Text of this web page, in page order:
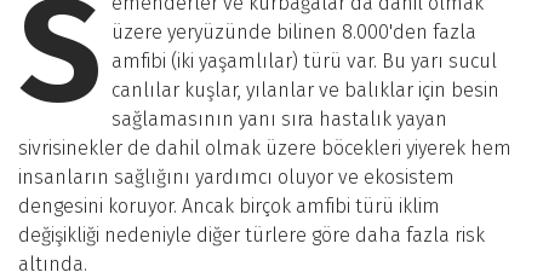
S
üzere yeryüzünde bilinen 8.000'den fazla
amfibi (iki yaşamlılar) türü var. Bu yarı sucul
canlılar kuşlar, yılanlar ve balıklar için besin
sağlamasının yanı sıra hastalık yayan
sivrisinekler de dahil olmak üzere böcekleri yiyerek hem
insanların sağlığını yardımcı oluyor ve ekosistem
dengesini koruyor. Ancak birçok amfibi türü iklim
değişikliği nedeniyle diğer türlere göre daha fazla risk
altında.